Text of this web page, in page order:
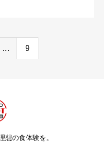
… 9
想の食体験を。